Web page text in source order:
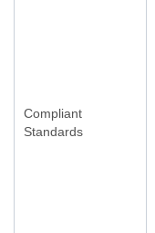
Compliant
Standards